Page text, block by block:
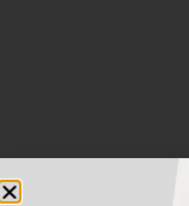
Açıklama